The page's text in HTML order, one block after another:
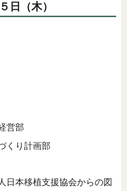
日（木）
営部
くり計画部
日本移植支援協会からの図